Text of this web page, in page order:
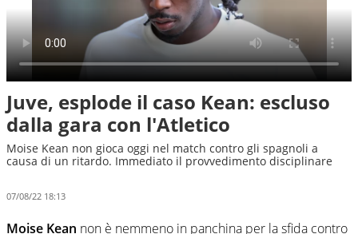
Juve, esplode il caso Kean: escluso
dalla gara con l'Atletico
Moise Kean non gioca oggi nel match contro gli spagnoli a
causa di un ritardo. Immediato il provvedimento disciplinare
07/08/22 18:13
Moise Kean non è nemmeno in panchina per la sfida contro